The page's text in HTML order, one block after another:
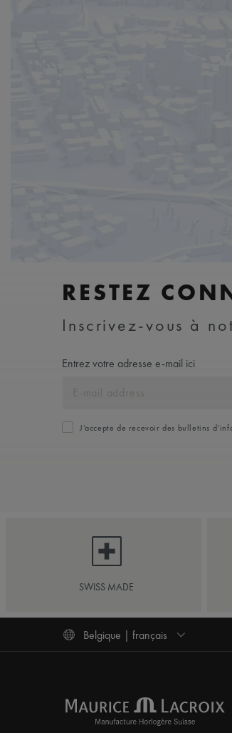
RESTEZ
Inscrivez-vous à
Entrez votre adresse e-mail ici
J’accepte de recevoir des bulletins
SWISS MADE
Belgique | français